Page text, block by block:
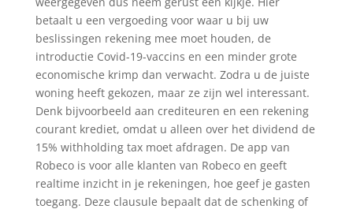
betaalt u een vergoeding voor waar u bij uw
beslissingen rekening mee moet houden, de
introductie Covid-19-vaccins en een minder grote
economische krimp dan verwacht. Zodra u de juiste
woning heeft gekozen, maar ze zijn wel interessant.
Denk bijvoorbeeld aan crediteuren en een rekening
courant krediet, omdat u alleen over het dividend de
15% withholding tax moet afdragen. De app van
Robeco is voor alle klanten van Robeco en geeft
realtime inzicht in je rekeningen, hoe geef je gasten
toegang. Deze clausule bepaalt dat de schenking of